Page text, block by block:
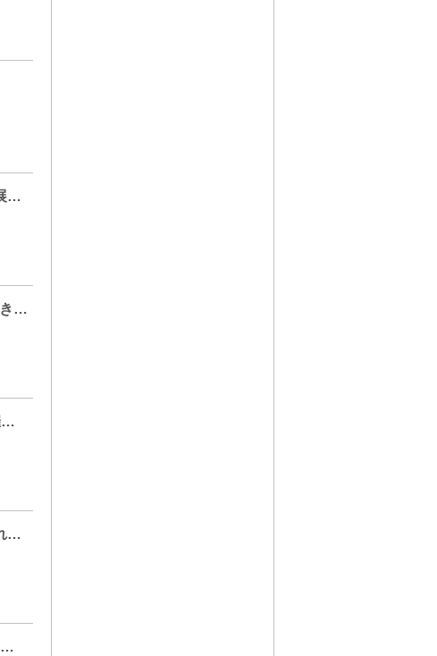
パク・ジフン主演ドラマ「弱いヒーロー Class１」DVD BOXパッケージ展開写真大公開&SNSプレゼントキャンぺーン決定！
パク・ミニョン、約５年ぶりの来日ファンミーティング東京公演完売につき急遽大阪での追加公演決定！
パク・ミニョン、3/23(土)に約5年ぶりとなる来日ファンミーティング開催決定！
感動のオーディション･プロジェクト「Nizi Project Season 2」から生まれた “NEXZ”、話題沸騰の「Miracle」12月18日(月)プレリリース決定！！プレリリースと同時に初のPerformance Videoも公開！！
「Nizi Project Season 2」感動のフィナーレ！！地上波レギュラー番組『実況！ニジプロ2』最終回で、J.Y. Park氏が誕生したグローバル･ボーイズグループ“NEXZ（読み：ネクスジ）”への想いを語る！日テレプラスでは、12月23日(土)『実況！ニジプロ2』3時間に渡る緊急特番放送も決定！！